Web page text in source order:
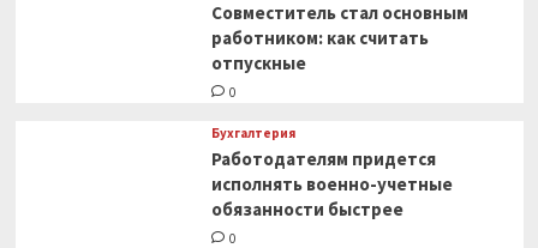
Совместитель стал основным
работником: как считать
отпускные
0
Бухгалтерия
Работодателям придется
исполнять военно-учетные
обязанности быстрее
0